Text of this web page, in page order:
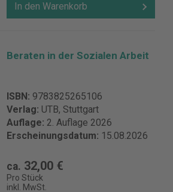
In den Warenkorb
Beraten in der Sozialen Arbeit
ISBN: 9783825265106
Verlag: UTB, Stuttgart
Auflage: 2. Auflage 2026
Erscheinungsdatum: 15.08.2026
ca. 32,00 €
Pro Stück
inkl. MwSt.